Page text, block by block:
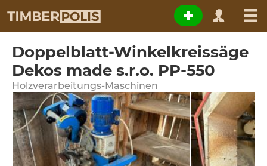
Doppelblatt-Winkelkreissäge
Dekos made s.r.o. PP-550
Holzverarbeitungs-Maschinen